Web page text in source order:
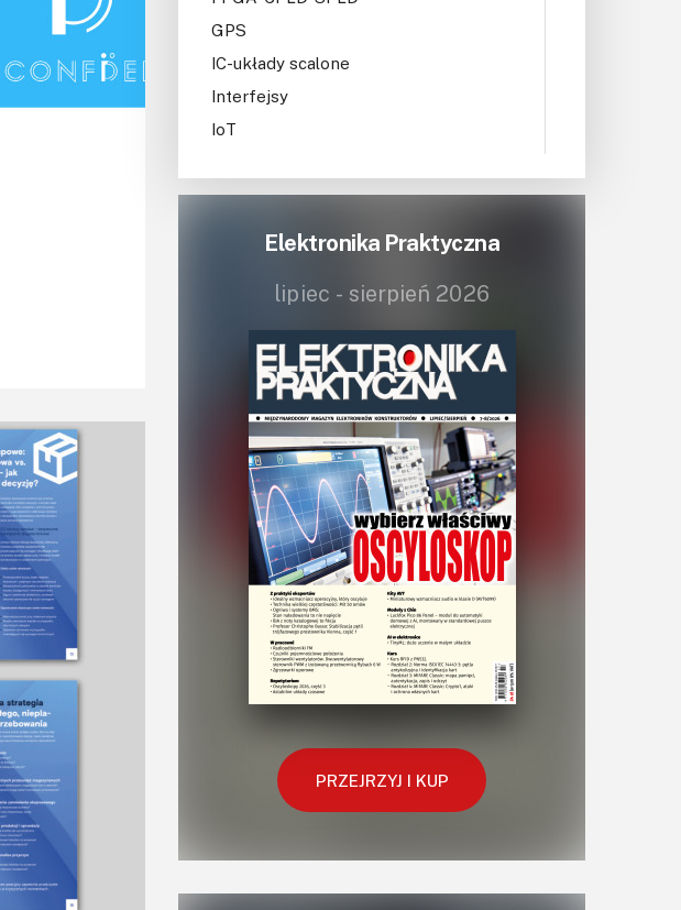
GPS
IC-układy scalone
Interfejsy
IoT
Książki
Mechatronika
Mikrokontrolery (MCV,μC)
Moduły
Narzędzia
Optoelektronika
PCB/Montaż
Podstawy elektroniki
Podzespoły bierne
Półprzewodniki
Pomiary i testy
Projektowanie
Raspberry Pi
Komunikacja, RF
Robotyka
Elektronika Praktyczna
lipiec - sierpień 2026
PRZEJRZYJ I KUP